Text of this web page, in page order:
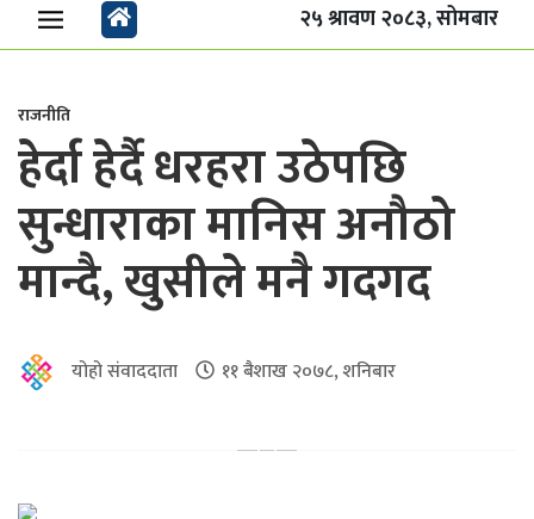
२५ श्रावण २०८३, सोमबार
राजनीति
हेर्दा हेर्दै धरहरा उठेपछि
सुन्धाराका मानिस अनौठो
मान्दै, खुसीले मनै गदगद
योहो संवाददाता ११ बैशाख २०७८, शनिबार